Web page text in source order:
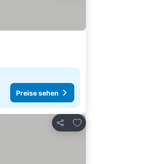
Preise sehen
Teilen
Zu Favoriten